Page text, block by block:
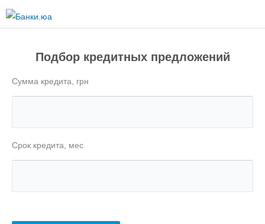
Подбор кредитных предложений
Сумма кредита, грн
Срок кредита, мес